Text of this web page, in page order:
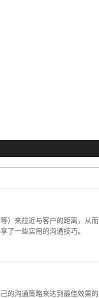
）来拉近与客户的距离，从而
了一些实用的沟通技巧。
的沟通策略来达到最佳效果的